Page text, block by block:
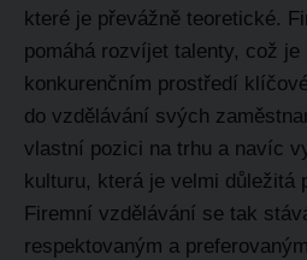
které je převážně teoretické.
pomáhá rozvíjet talenty, což
konkurenčním prostředí
do vzdělávání svých
vlastní pozici na trhu a navíc
kulturu, která je velmi důležitá
Firemní vzdělávání se tak
respektovaným a